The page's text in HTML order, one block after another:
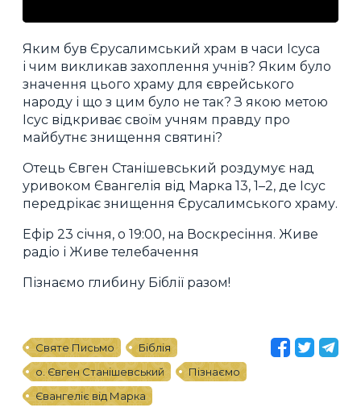
Яким був Єрусалимський храм в часи Ісуса
і чим викликав захоплення учнів? Яким було
значення цього храму для єврейського
народу і що з цим було не так? З якою метою
Ісус відкриває своїм учням правду про
майбутнє знищення святині?
Отець Євген Станішевський роздумує над
уривоком Євангелія від Марка 13, 1–2, де Ісус
передрікає знищення Єрусалимського храму.
Ефір 23 січня, о 19:00, на Воскресіння. Живе
радіо і Живе телебачення
Пізнаємо глибину Біблії разом!
Святе Письмо
Біблія
о. Євген Станішевський
Пізнаємо
Євангеліє від Марка